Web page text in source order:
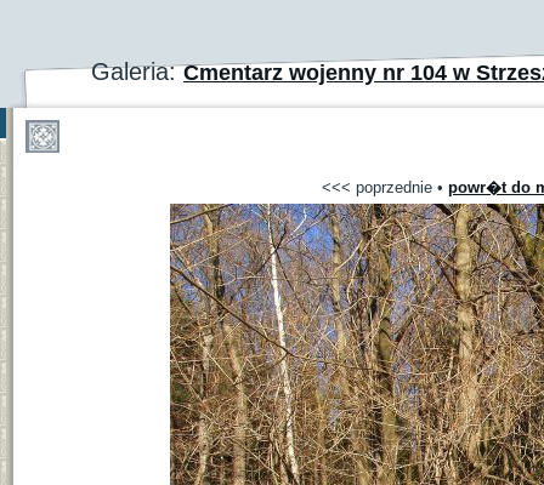
Galeria:Cmentarz wojenny nr 104 w
<<< poprzednie • powr�t do